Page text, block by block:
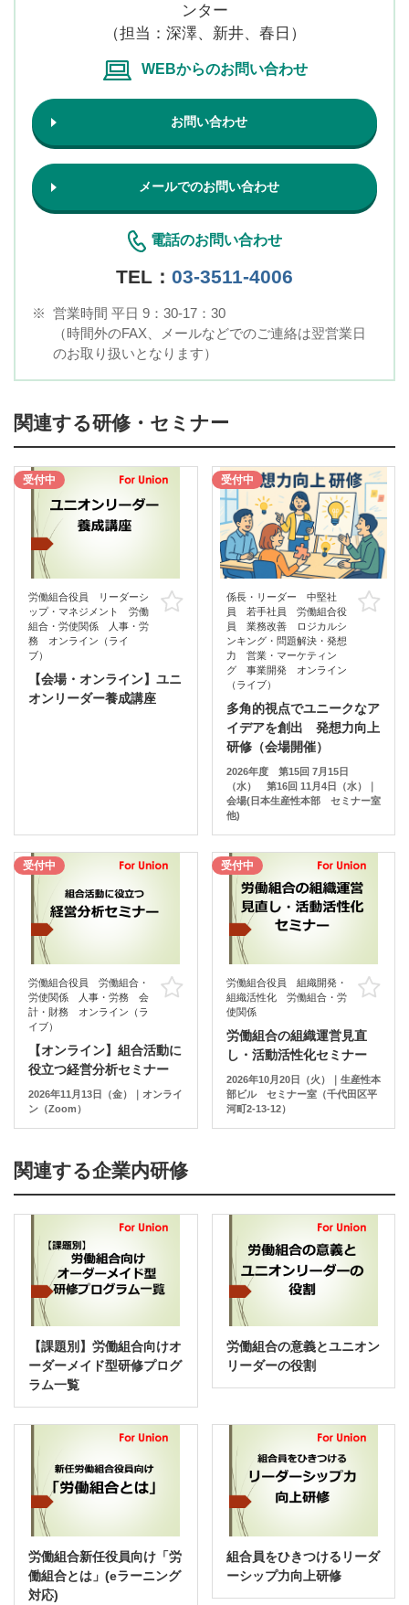
ンター
（担当：深澤、新井、春日）
WEBからのお問い合わせ
お問い合わせ
メールでのお問い合わせ
電話のお問い合わせ
TEL： 03-3511-4006
※ 営業時間 平日 9：30-17：30
（時間外のFAX、メールなどでのご連絡は翌営業日
のお取り扱いとなります）
関連する研修・セミナー
受付中
労働組合役員 リーダーシ
ップ・マネジメント 労働
組合・労使関係 人事・労
務 オンライン（ライ
ブ）
お気に入り
【会場・オンライン】ユニ
オンリーダー養成講座
受付中
係長・リーダー 中堅社
員 若手社員 労働組合役
員 業務改善 ロジカルシ
ンキング・問題解決・発想
力 営業・マーケティン
グ 事業開発 オンライン
（ライブ）
多角的視点でユニークなア
イデアを創出 発想力向上
研修（会場開催）
2026年度 第15回 7月15日
（水） 第16回 11月4日（水）｜
会場(日本生産性本部 セミナー室
他)
受付中
労働組合役員 労働組合・
労使関係 人事・労務 会
計・財務 オンライン（ラ
イブ）
お気に入り
【オンライン】組合活動に
役立つ経営分析セミナー
2026年11月13日（金）｜オンライ
ン（Zoom）
受付中
労働組合役員 組織開発・
組織活性化 労働組合・労
使関係
労働組合の組織運営見直
し・活動活性化セミナー
2026年10月20日（火）｜生産性本
部ビル セミナー室（千代田区平
河町2-13-12）
関連する企業内研修
【課題別】労働組合向けオ
ーダーメイド型研修プログ
ラム一覧
労働組合の意義とユニオン
リーダーの役割
労働組合新任役員向け「労
働組合とは」(eラーニング
対応)
組合員をひきつけるリーダ
ーシップ力向上研修